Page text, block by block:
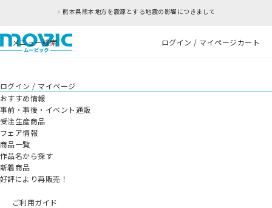
熊本県熊本地方を震源とする地震の影響につきまして
メニュー検索 ログイン / マイページカート
ログイン / マイページ
おすすめ情報
事前・事後・イベント通販
受注生産商品
フェア情報
商品一覧
作品名から探す
新着商品
好評により再販売！
ご利用ガイド